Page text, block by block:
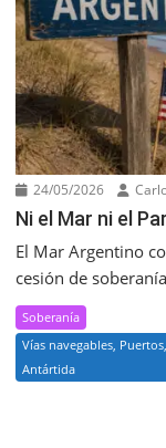
24/05/2026
Ni el Mar ni el
El Mar Argentino
cesión de
Soberanía
Vías navegables,
Antártida